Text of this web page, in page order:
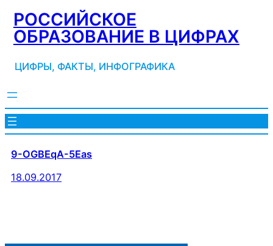
Перейти
содержимому
РОССИЙСКОЕ
ОБРАЗОВАНИЕ В ЦИФРАХ
ЦИФРЫ, ФАКТЫ, ИНФОГРАФИКА
9-OGBEqA-5Eas
18.09.2017